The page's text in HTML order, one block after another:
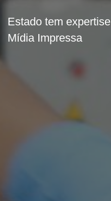
Estado tem
Mídia Impressa